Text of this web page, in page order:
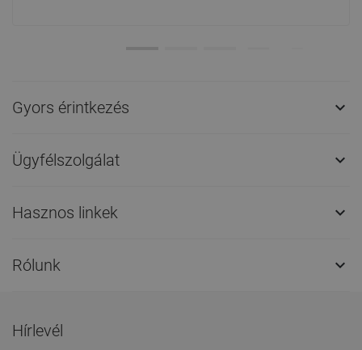
Gyors érintkezés 
Ügyfélszolgálat 
Hasznos linkek 
Rólunk 
Hírlevél